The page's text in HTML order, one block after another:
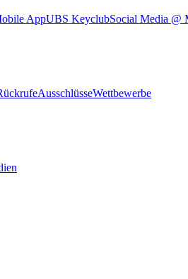
AppUBS KeyclubSocial Media @
AusschlüsseWettbewerbe